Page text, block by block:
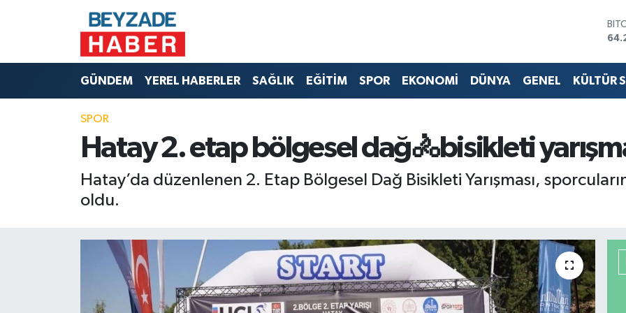
GÜNDEM YEREL HABERLER SAĞLIK EĞİTİM SPOR EKONOMİ DÜNYA GENEL KÜLTÜR
SPOR
Hatay 2. etap bölgesel dağ🚴bisikleti
Hatay’da düzenlenen 2. Etap Bölgesel Dağ Bisikleti Yarışması,
oldu.
Hava Durumu
Trafik Durumu
Süper Lig Puan Durumu ve Fikstür
Tüm Manşetler
Son Dakika Haberleri